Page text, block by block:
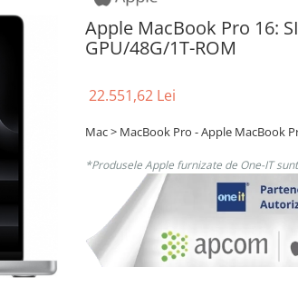
Apple MacBook Pro 16:
GPU/48G/1T-ROM
22.551,62 Lei
Mac > MacBook Pro - Apple MacBook
*Produsele Apple furnizate de One-IT